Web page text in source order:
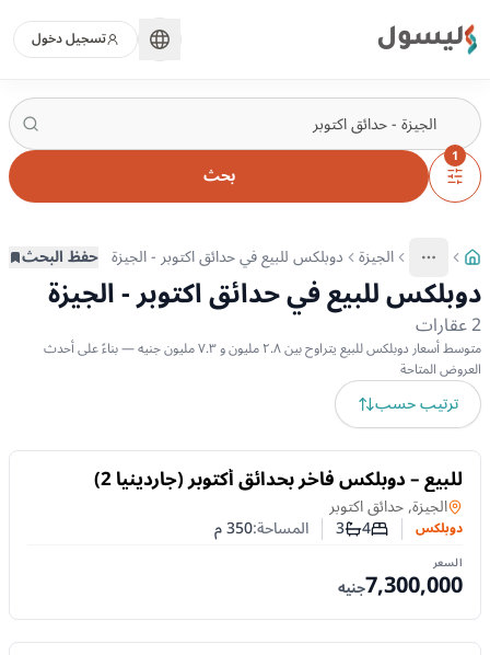
ليسول تسجيل دخول
1
بحث
More
عرض المزيد من المسارات
الجيزة دوبلكس للبيع في حدائق اكتوبر - الجيزة حفظ البحث
دوبلكس للبيع في حدائق اكتوبر - الجيزة
2عقارات
متوسط أسعار دوبلكس للبيع يتراوح بين ٢.٨ مليون و ٧.٣ مليون جنيه — بناءً على أحدث
العروض المتاحة
ترتيب حسب
للبيع
للبيع – دوبلكس فاخر بحدائق أكتوبر (جاردينيا 2)
دوبلكسفي
الجيزة, حدائق اكتوبر
دوبلكس عدد غرف النوم
4عدد الحمامات
3 المساحة:350م
السعر
7,300,000جنيه